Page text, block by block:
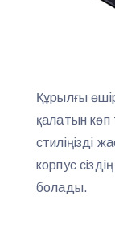
Құрылғы
қалатын көп
стиліңізді
корпус
болады.